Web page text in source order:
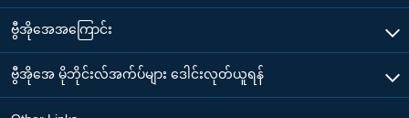
ဗွီအိုအေအကြောင်း
ဗွီအိုအေ မိုဘိုင်းလ်အက်ပ်များ ဒေါင်းလုတ်ယူရန်